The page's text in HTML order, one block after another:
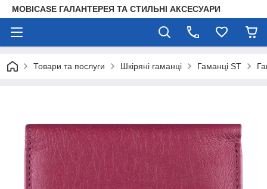
MOBICASE ГАЛАНТЕРЕЯ ТА СТИЛЬНІ АКСЕСУАРИ
Товари та послуги Шкіряні гаманці Гаманці ST